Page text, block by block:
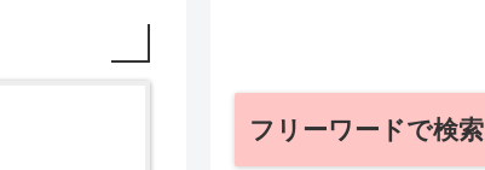
フリーワードで検索